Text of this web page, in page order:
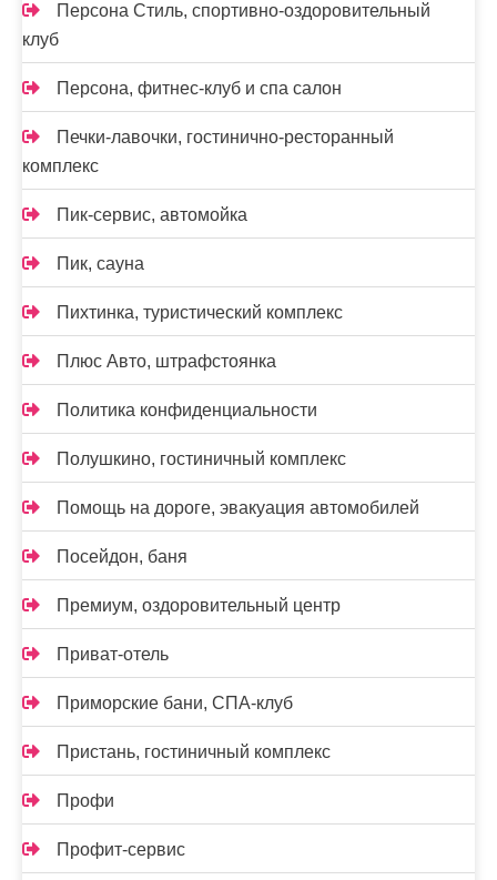
Персона Стиль, спортивно-оздоровительный
клуб
Персона, фитнес-клуб и спа салон
Печки-лавочки, гостинично-ресторанный
комплекс
Пик-сервис, автомойка
Пик, сауна
Пихтинка, туристический комплекс
Плюс Авто, штрафстоянка
Политика конфиденциальности
Полушкино, гостиничный комплекс
Помощь на дороге, эвакуация автомобилей
Посейдон, баня
Премиум, оздоровительный центр
Приват-отель
Приморские бани, СПА-клуб
Пристань, гостиничный комплекс
Профи
Профит-сервис